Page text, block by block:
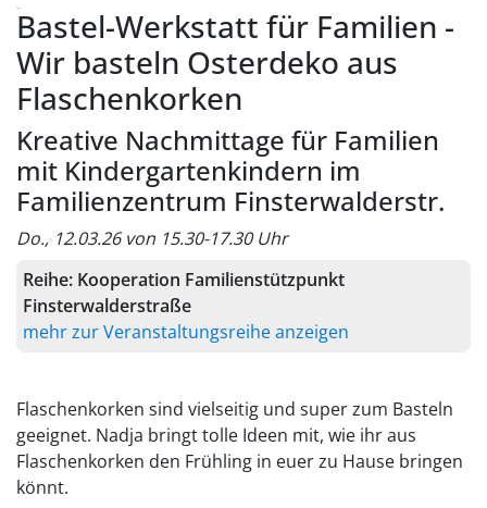
Bastel-Werkstatt für Familien -
Wir basteln Osterdeko aus
Flaschenkorken
Kreative Nachmittage für Familien
mit Kindergartenkindern im
Familienzentrum Finsterwalderstr.
Do., 12.03.26 von 15.30-17.30 Uhr
Reihe: Kooperation Familienstützpunkt
Finsterwalderstraße
mehr zur Veranstaltungsreihe anzeigen
Flaschenkorken sind vielseitig und super zum Basteln
geeignet. Nadja bringt tolle Ideen mit, wie ihr aus
Flaschenkorken den Frühling in euer zu Hause bringen
könnt.